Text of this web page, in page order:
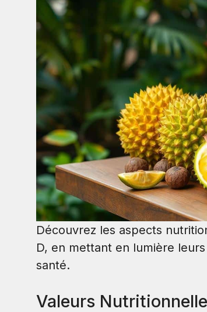
Découvrez les aspects
D, en mettant en lumière
santé.
Valeurs